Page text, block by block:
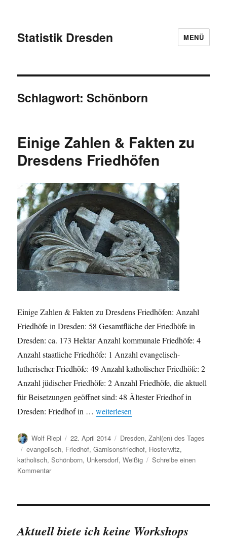
Statistik Dresden MENÜ
Schlagwort:Schönborn
Einige Zahlen & Fakten zu
Dresdens Friedhöfen
Einige Zahlen & Fakten zu Dresdens Friedhöfen: Anzahl
Friedhöfe in Dresden: 58 Gesamtfläche der Friedhöfe in
Dresden: ca. 173 Hektar Anzahl kommunale Friedhöfe: 4
Anzahl staatliche Friedhöfe: 1 Anzahl evangelisch-
lutherischer Friedhöfe: 49 Anzahl katholischer Friedhöfe: 2
Anzahl jüdischer Friedhöfe: 2 Anzahl Friedhöfe, die aktuell
für Beisetzungen geöffnet sind: 48 Ältester Friedhof in
Dresden: Friedhof in …„Einige Zahlen & Fakten zu Dresdens
weiterlesen
Autor
Wolf Riepl
Veröffentlicht
am
22. April 2014 Kategorien
Dresden,Zahl(en) des Tages
Schlagwörter
evangelisch, Friedhof,Garnisonsfriedhof, Hosterwitz,
katholisch,Schönborn, Unkersdorf,Weißig
Schreibe einen
Kommentarzu
&
Dresdens
Aktuell biete ich keine Workshops